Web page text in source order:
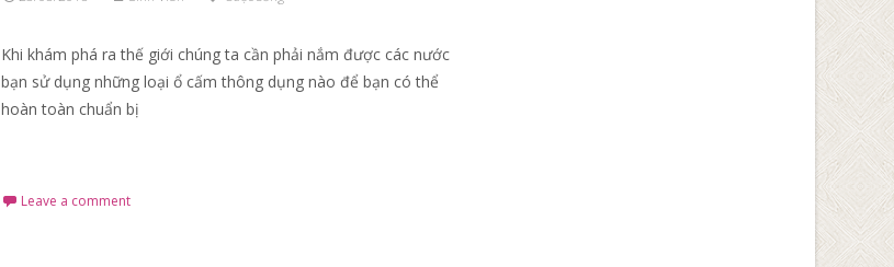
Khi khám phá ra thế giới chúng ta cần phải nắm được các nước
bạn sử dụng những loại ổ cấm thông dụng nào để bạn có thể
hoàn toàn chuẩn bị
Leave a comment